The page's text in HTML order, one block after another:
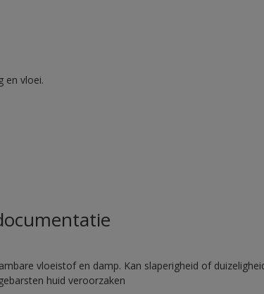
en vloei.
vloeistof en damp. Kan slaperigheid of
huid veroorzaken